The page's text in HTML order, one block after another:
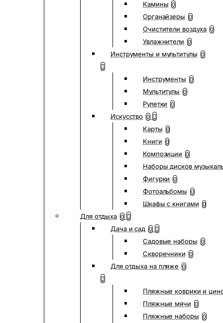
Камины 0
Органайзеры 0
Очистители воздуха 0
Увлажнители 0
Инструменты и мультитулы 0
Инструменты 0
Мультитулы 0
Рулетки 0
Искусство 0
Карты 0
Книги 0
Композиции 0
Наборы дисков
Фигурки 0
Фотоальбомы 0
Шкафы с книгами 0
Для отдыха 0
Дача и сад 0
Садовые наборы 0
Скворечники 0
Для отдыха на пляже 0
Пляжные коврики и
Пляжные мячи 0
Пляжные наборы 0